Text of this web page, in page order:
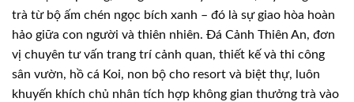
trà từ bộ ấm chén ngọc bích xanh – đó là sự giao hòa hoàn
hảo giữa con người và thiên nhiên. Đá Cảnh Thiên An, đơn
vị chuyên tư vấn trang trí cảnh quan, thiết kế và thi công
sân vườn, hồ cá Koi, non bộ cho resort và biệt thự, luôn
khuyến khích chủ nhân tích hợp không gian thưởng trà vào